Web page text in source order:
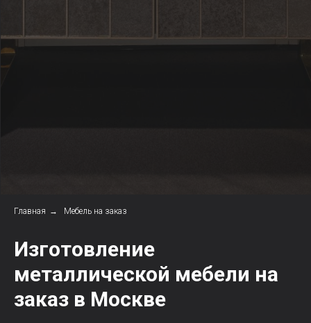
Главная → Мебель на заказ
Изготовление
металлической мебели на
заказ в Москве